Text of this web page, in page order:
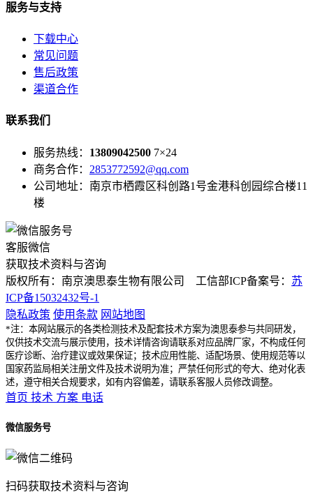
服务与支持
下载中心
常见问题
售后政策
渠道合作
联系我们
服务热线： 13809042500 7×24
商务合作： 2853772592@qq.com
公司地址：南京市栖霞区科创路1号金港科创园综合楼11
楼
客服微信
获取技术资料与咨询
版权所有：南京澳思泰生物有限公司 工信部ICP备案号： 苏
ICP备15032432号-1
隐私政策 使用条款 网站地图
*注：本网站展示的各类检测技术及配套技术方案为澳思泰参与共同研发，
仅供技术交流与展示使用，技术详情咨询请联系对应品牌厂家，不构成任何
医疗诊断、治疗建议或效果保证；技术应用性能、适配场景、使用规范等以
国家药监局相关注册文件及技术说明为准；严禁任何形式的夸大、绝对化表
述，遵守相关合规要求，如有内容偏差，请联系客服人员修改调整。
首页 技术 方案 电话
微信服务号
扫码获取技术资料与咨询